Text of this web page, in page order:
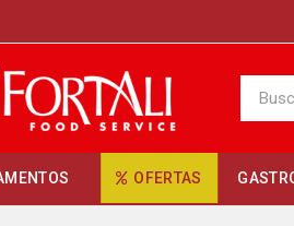
OFERTAS